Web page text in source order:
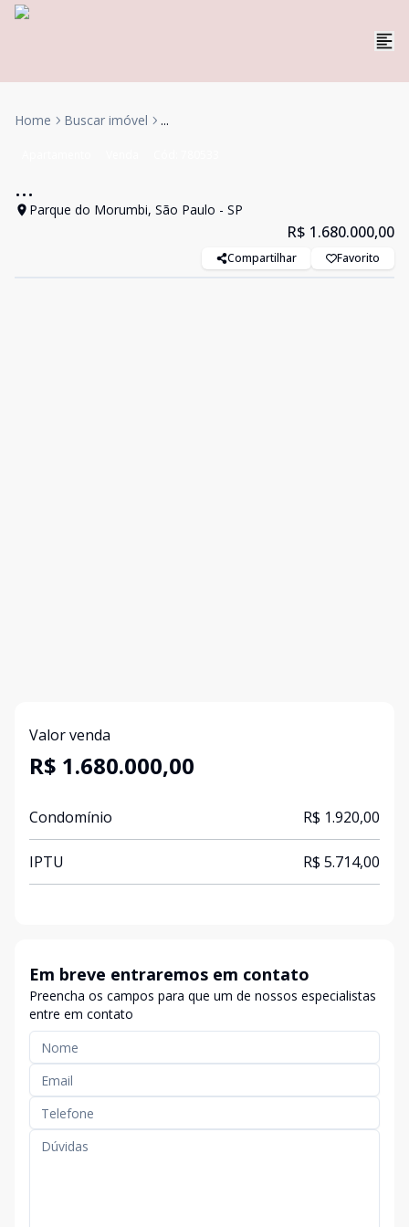
Home Buscar imóvel ...
...
Parque do Morumbi, São Paulo - SP
R$ 1.680.000,00
Compartilhar Favorito
Valor venda
R$ 1.680.000,00
Condomínio R$ 1.920,00
IPTU R$ 5.714,00
Em breve entraremos em contato
Preencha os campos para que um de nossos especialistas
entre em contato